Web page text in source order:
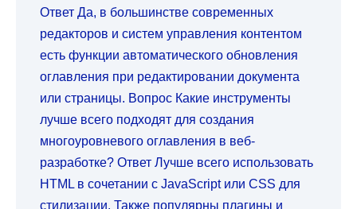
Ответ Да, в большинстве современных
редакторов и систем управления контентом
есть функции автоматического обновления
оглавления при редактировании документа
или страницы. Вопрос Какие инструменты
лучше всего подходят для создания
многоуровневого оглавления в веб-
разработке? Ответ Лучше всего использовать
HTML в сочетании с JavaScript или CSS для
стилизации. Также популярны плагины и